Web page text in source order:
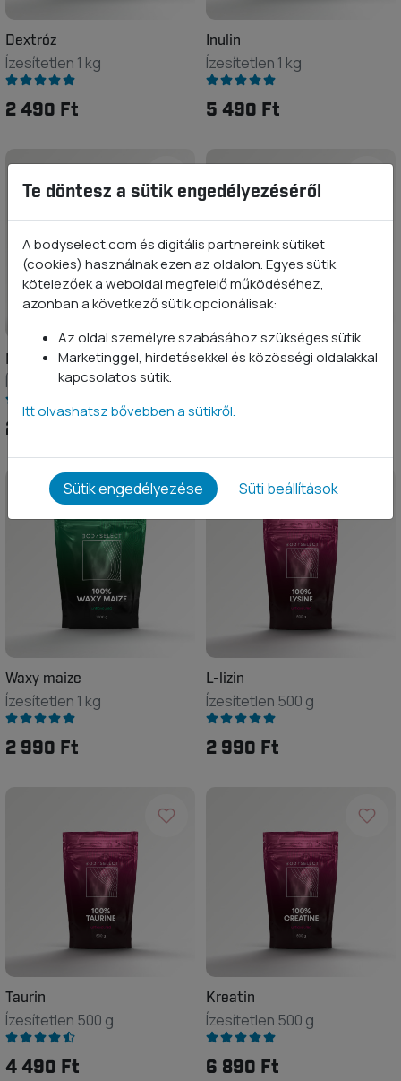
Dextróz
Ízesítetlen 1 kg
2 490 Ft
Inulin
Ízesítetlen 1 kg
5 490 Ft
Maltodextrin
Ízesítetlen 1 kg
2 890 Ft
Zabpehely liszt
Waxy maize
Ízesítetlen 1 kg
2 990 Ft
L-lizin
Ízesítetlen 500 g
2 990 Ft
Taurin
Ízesítetlen 500 g
4 490 Ft
Kreatin
Ízesítetlen 500 g
6 890 Ft
Te döntesz a sütik engedélyezéséről
A bodyselect.com és digitális partnereink sütiket
(cookies) használnak ezen az oldalon. Egyes sütik
kötelezőek a weboldal megfelelő működéséhez,
azonban a következő sütik opcionálisak:
Az oldal személyre szabásához szükséges sütik.
Marketinggel, hirdetésekkel és közösségi oldalakkal
kapcsolatos sütik.
Itt olvashatsz bővebben a sütikről.
Sütik engedélyezése Süti beállítások